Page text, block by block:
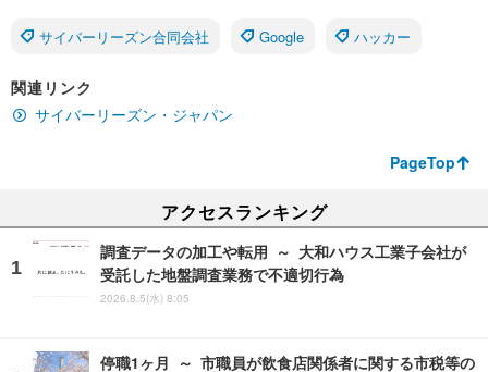
サイバーリーズン合同会社 Google ハッカー
関連リンク
サイバーリーズン・ジャパン
PageTop
アクセスランキング
調査データの加工や転用 ～ 大和ハウス工業子会社が
受託した地盤調査業務で不適切行為
2026.8.5(水) 8:05
停職1ヶ月 ～ 市職員が飲食店関係者に関する市税等の